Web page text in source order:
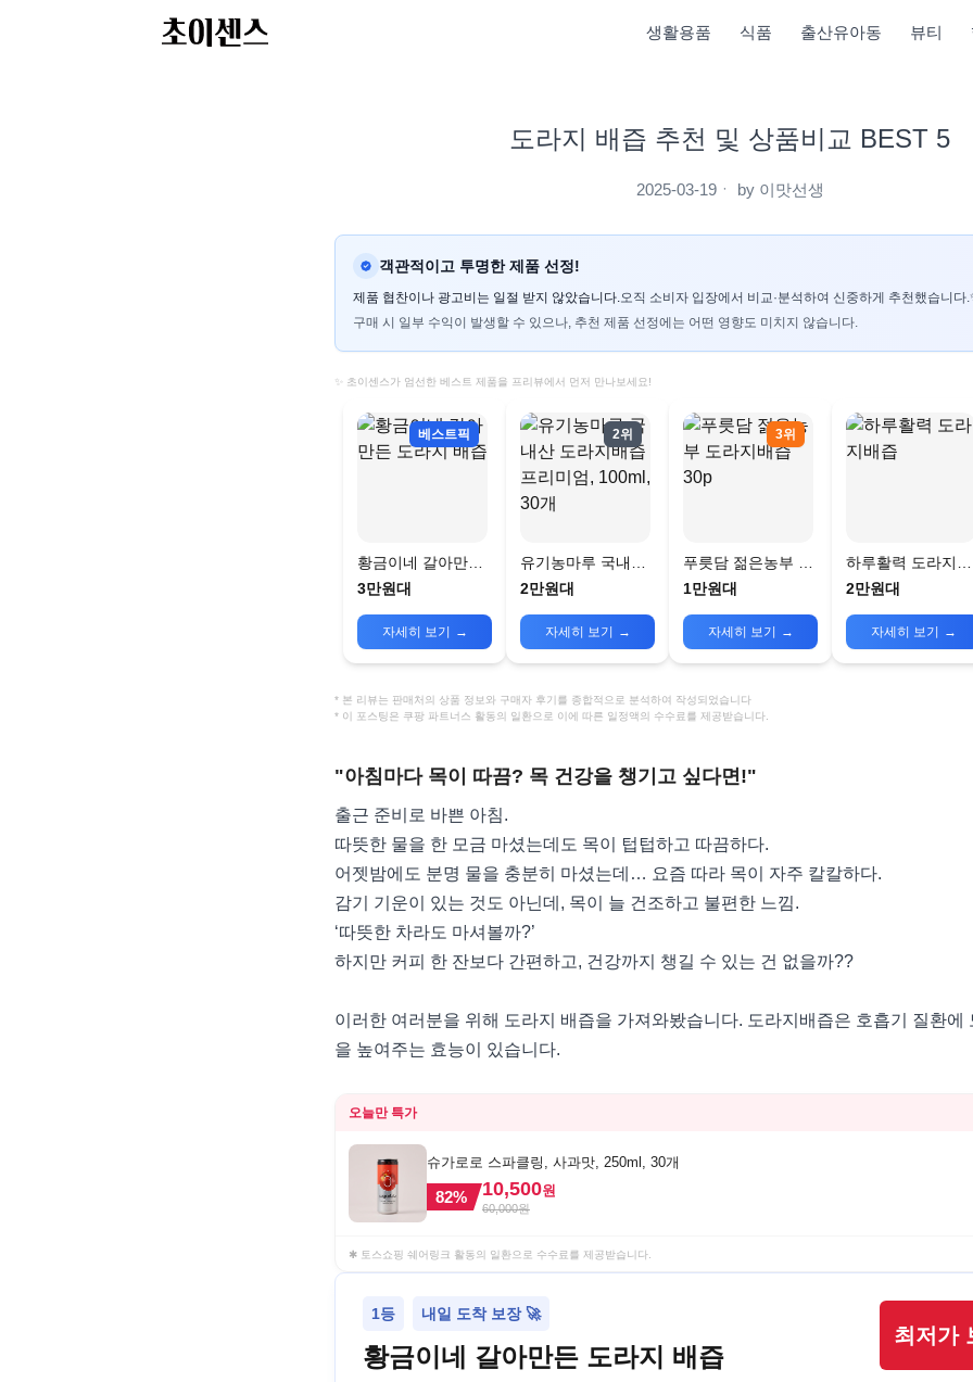
생활용품 식품 출산유아동 뷰티
도라지 배즙 추천 및 상품비교 BEST 5
2025-03-19ㆍ by 이맛선생
객관적이고 투명한 제품 선정!
제품 협찬이나 광고비는 일절 받지 않았습니다.오직 소비자 입장에서 비교·분석하여 신중하게 추천했습니다
구매 시 일부 수익이 발생할 수 있으나, 추천 제품 선정에는 어떤 영향도 미치지 않습니다.
✨ 초이센스가 엄선한 베스트 제품을 프리뷰에서 먼저 만나보세요!
베스트픽
황금이네 갈아만든
도라지 배즙
3만원대
자세히 보기 →
2위
유기농마루 국내산
도라지배즙 프리미
2만원대
자세히 보기 →
3위
푸릇담 젊은농부 도
라지배즙 30p
1만원대
자세히 보기 →
하루활력 도라지배
즙
2만원대
자세히 보기 →
* 본 리뷰는 판매처의 상품 정보와 구매자 후기를 종합적으로 분석하여 작성되었습니다
* 이 포스팅은 쿠팡 파트너스 활동의 일환으로 이에 따른 일정액의 수수료를 제공받습니다.
"아침마다 목이 따끔? 목 건강을 챙기고 싶다면!"
출근 준비로 바쁜 아침.
따뜻한 물을 한 모금 마셨는데도 목이 텁텁하고 따끔하다.
어젯밤에도 분명 물을 충분히 마셨는데… 요즘 따라 목이 자주 칼칼하다.
감기 기운이 있는 것도 아닌데, 목이 늘 건조하고 불편한 느낌.
‘따뜻한 차라도 마셔볼까?’
하지만 커피 한 잔보다 간편하고, 건강까지 챙길 수 있는 건 없을까??
이러한 여러분을 위해 도라지 배즙을 가져와봤습니다. 도라지배즙은 호흡기 질환에
을 높여주는 효능이 있습니다.
오늘만 특가
슈가로로 스파클링, 사과맛, 250ml, 30개
82% 10,500원
60,000원
✱ 토스쇼핑 쉐어링크 활동의 일환으로 수수료를 제공받습니다.
1등 내일 도착 보장 🚀
황금이네 갈아만든 도라지 배즙
최저가